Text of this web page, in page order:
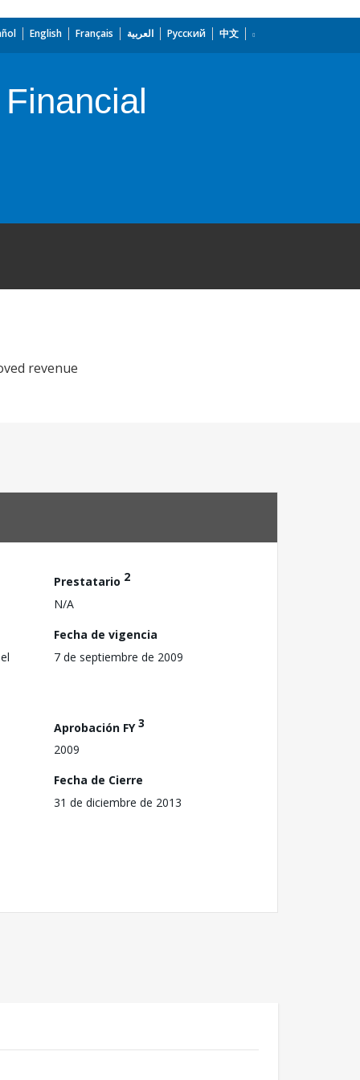
English Français العربية Русский 中文
revenue
Prestatario 2
N/A
Fecha de vigencia
7 de septiembre de 2009
Aprobación FY3
2009
Fecha de Cierre
31 de diciembre de 2013